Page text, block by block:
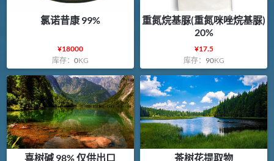
氯诺昔康 99%
¥18000
库存： 0KG
重氮烷基脲(重氮咪唑烷基脲)
20%
¥17.5
库存： 90KG
喜树碱 98% 仅供出口 茶树花提取物